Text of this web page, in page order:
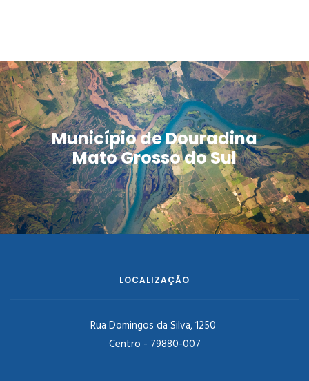
Município de Douradina
Mato Grosso do Sul
LOCALIZAÇÃO
Rua Domingos da Silva, 1250
Centro - 79880-007